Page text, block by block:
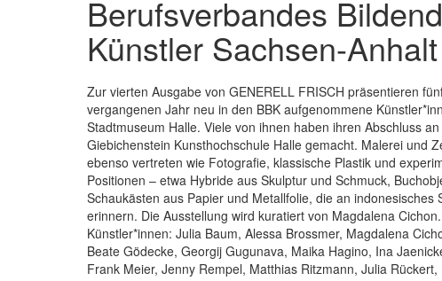
Berufsverbandes
Künstler Sachsen-Anhalt
Zur vierten Ausgabe von GENERELL FRISCH präsentieren
vergangenen Jahr neu in den BBK aufgenommene
Stadtmuseum Halle. Viele von ihnen haben ihren Abschluss
Giebichenstein Kunsthochschule Halle gemacht. Malerei und
ebenso vertreten wie Fotografie, klassische Plastik und
Positionen – etwa Hybride aus Skulptur und Schmuck,
Schaukästen aus Papier und Metallfolie, die an indonesisches
erinnern. Die Ausstellung wird kuratiert von Magdalena
Künstler*innen: Julia Baum, Alessa Brossmer, Magdalena
Beate Gödecke, Georgij Gugunava, Maika Hagino, Ina
Frank Meier, Jenny Rempel, Matthias Ritzmann, Julia